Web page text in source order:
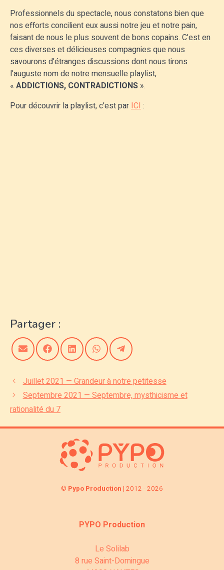
Professionnels du spectacle, nous constatons bien que
nos efforts concilient eux aussi notre jeu et notre pain,
faisant de nous le plus souvent de bons copains. C’est en
ces diverses et délicieuses compagnies que nous
savourons d’étranges discussions dont nous tirons
l’auguste nom de notre mensuelle playlist,
« ADDICTIONS, CONTRADICTIONS ».
Pour découvrir la playlist, c’est parICI:
Partager :
Share
on
Email
Share
on
Facebook
Share
on
LinkedIn
Share
on
WhatsApp
Share
on
Telegram
Juillet 2021 — Grandeur à notre petitesse
Septembre 2021 — Septembre, mysthicisme et
rationalité du 7
© Pypo Production | 2012 - 2026
PYPO Production
Le Solilab
8 rue Saint-Domingue